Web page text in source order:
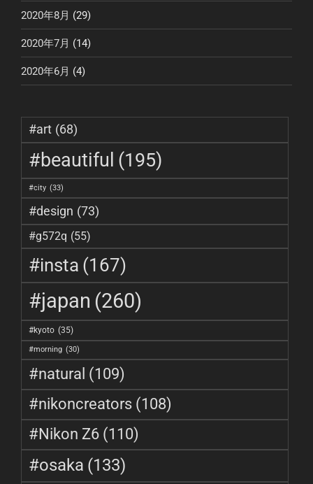
2020年8月 (29)
2020年7月 (14)
2020年6月 (4)
#art (68)
#beautiful (195)
#city (33)
#design (73)
#g572q (55)
#insta (167)
#japan (260)
#kyoto (35)
#morning (30)
#natural (109)
#nikoncreators (108)
#Nikon Z6 (110)
#osaka (133)